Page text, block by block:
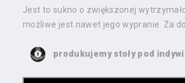
Jest to sukno o zwiększonej
możliwe jest nawet jego wypranie. Za
produkujemy stoły pod